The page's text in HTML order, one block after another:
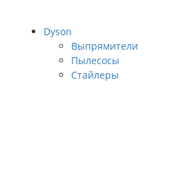
Dyson
Выпрямители
Пылесосы
Стайлеры